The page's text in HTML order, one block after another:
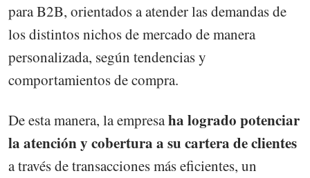
para B2B, orientados a atender las demandas de
los distintos nichos de mercado de manera
personalizada, según tendencias y
comportamientos de compra.
De esta manera, la empresaha logrado potenciar
la atención y cobertura a su cartera de clientes
a través de transacciones más eficientes, un